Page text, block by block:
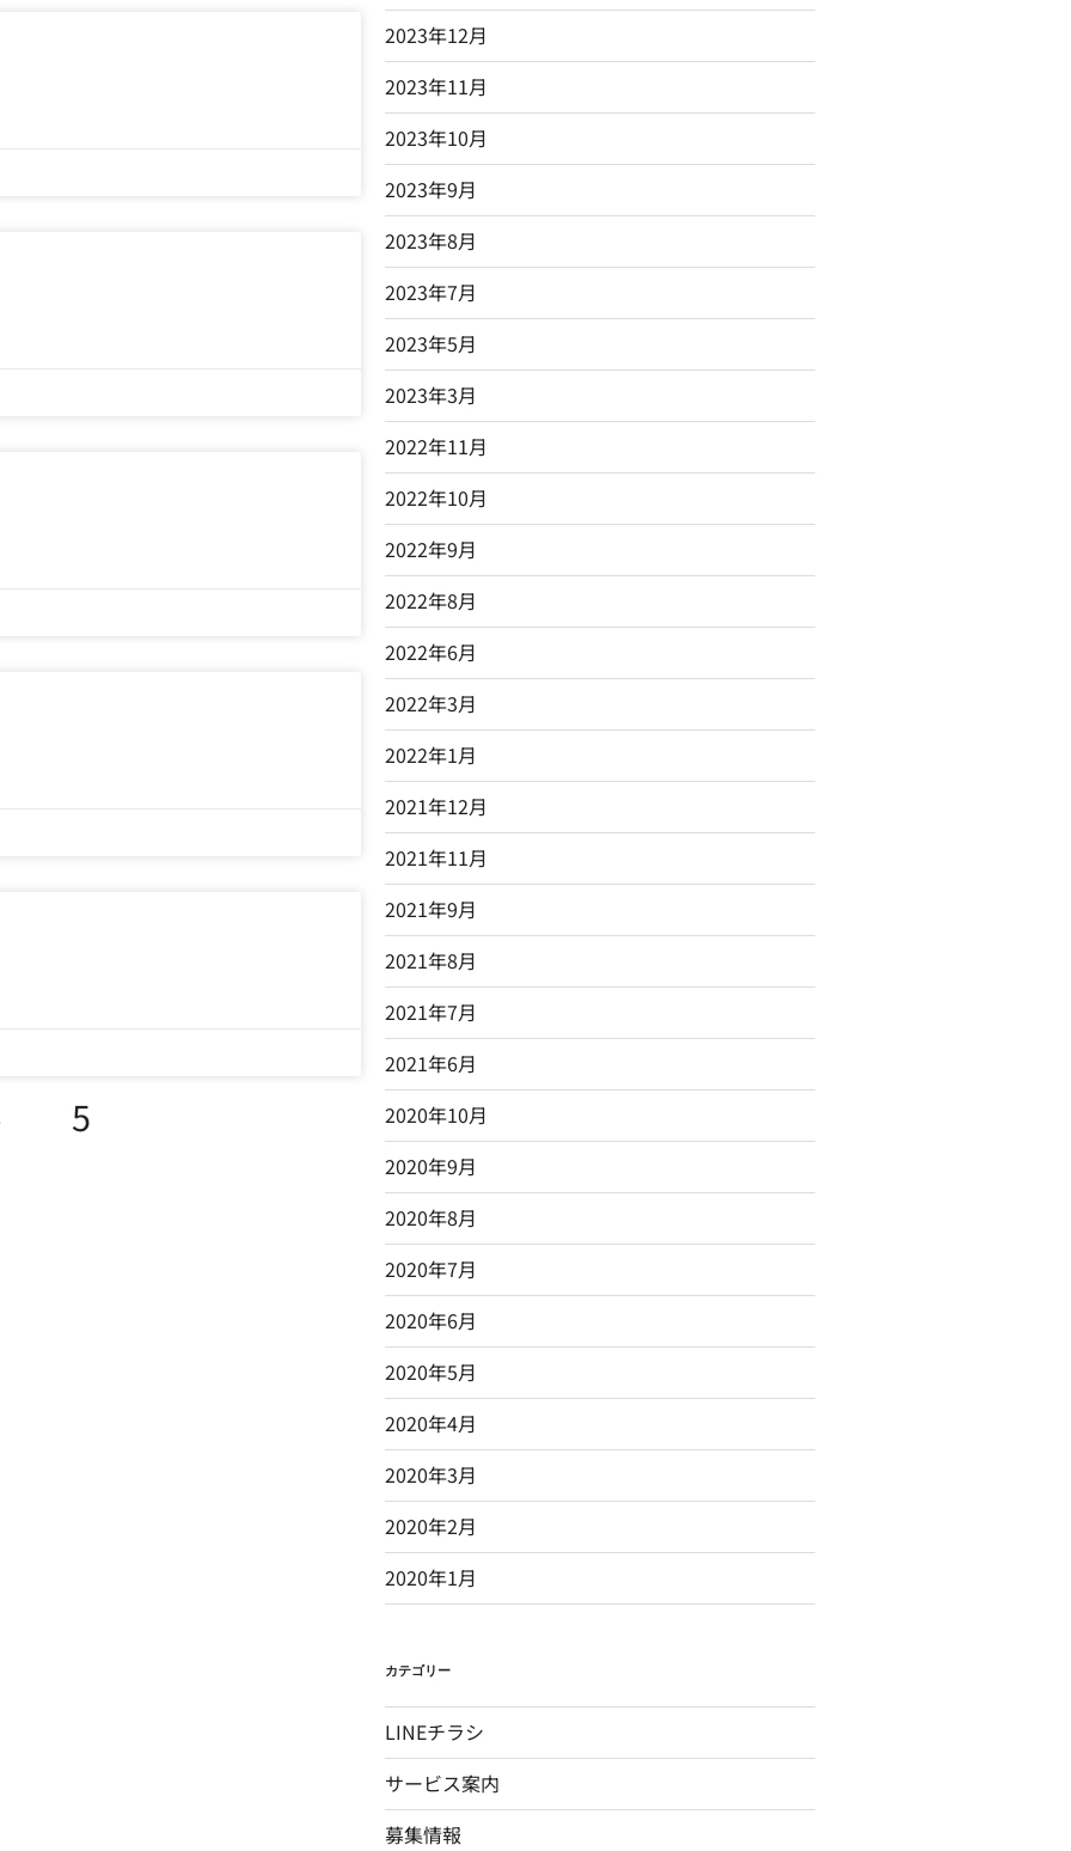
5
2023年12月
2023年11月
2023年10月
2023年9月
2023年8月
2023年7月
2023年5月
2023年3月
2022年11月
2022年10月
2022年9月
2022年8月
2022年6月
2022年3月
2022年1月
2021年12月
2021年11月
2021年9月
2021年8月
2021年7月
2021年6月
2020年10月
2020年9月
2020年8月
2020年7月
2020年6月
2020年5月
2020年4月
2020年3月
2020年2月
2020年1月
カテゴリー
LINEチラシ
サービス案内
募集情報